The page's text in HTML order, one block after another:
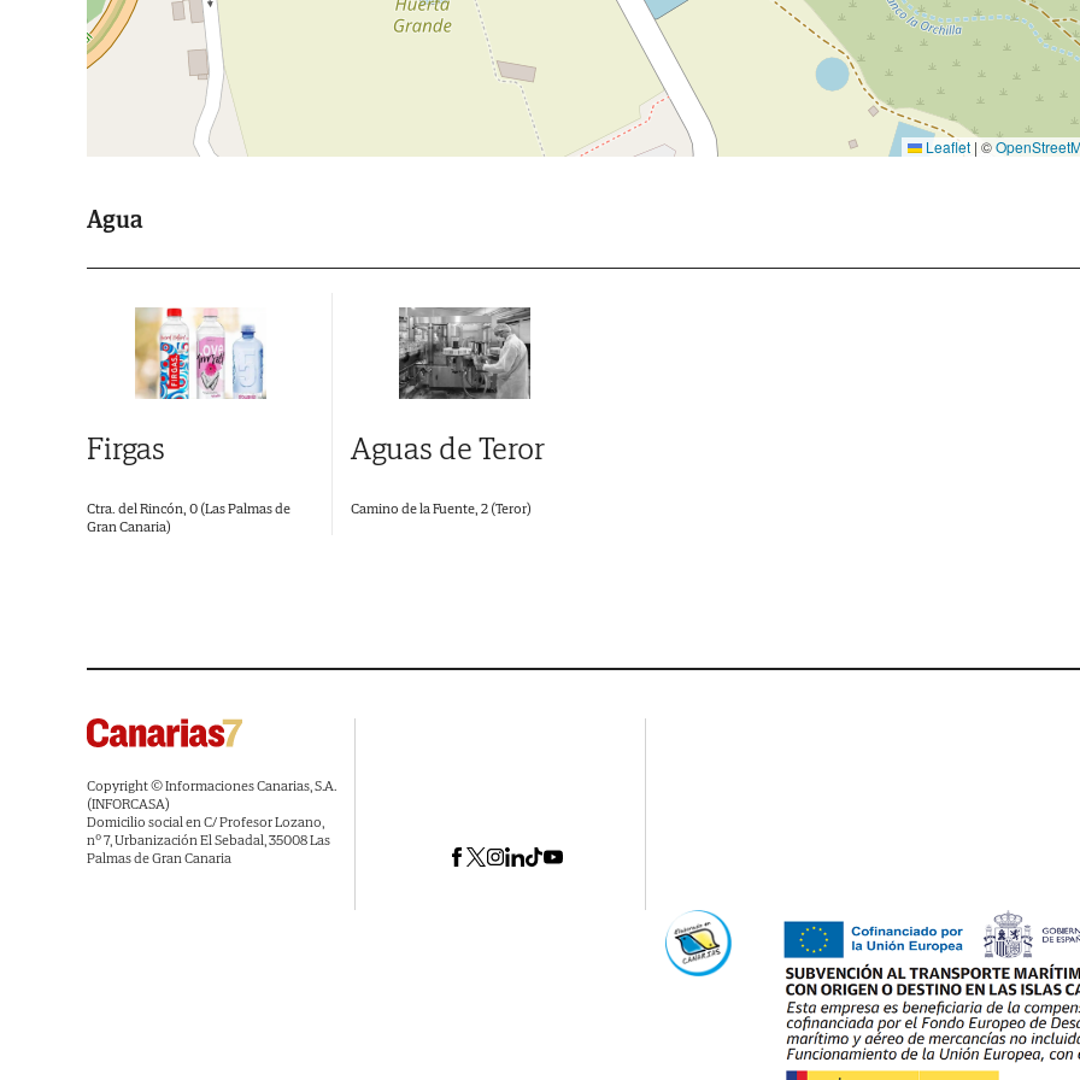
Leaflet | ©
Agua
Firgas
Ctra. del Rincón, 0 (Las Palmas de
Gran Canaria)
Aguas de Teror
Camino de la Fuente, 2 (Teror)
Copyright © Informaciones Canarias, S.A.
(INFORCASA)
Domicilio social en C/ Profesor Lozano,
nº 7, Urbanización El Sebadal, 35008 Las
Palmas de Gran Canaria